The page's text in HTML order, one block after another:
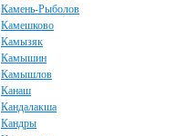
Камень-Рыболов
Камешково
Камызяк
Камышин
Камышлов
Канаш
Кандалакша
Кандры